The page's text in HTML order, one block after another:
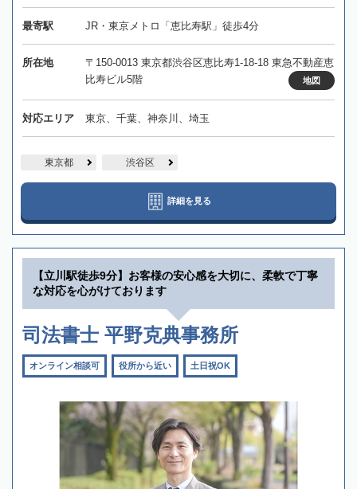
最寄駅 JR・東京メトロ「恵比寿駅」徒歩4分
所在地
〒150-0013 東京都渋谷区恵比寿1-18-18 東急不動産恵
比寿ビル5階
地図
対応エリア 東京、千葉、神奈川、埼玉
東京都 渋谷区
詳細を見る
【立川駅徒歩9分】お客様の安心感を大切に、柔軟で丁寧
な対応を心がけております
司法書士 平野克典事務所
オンライン相談可 役所から近い 土日祝OK